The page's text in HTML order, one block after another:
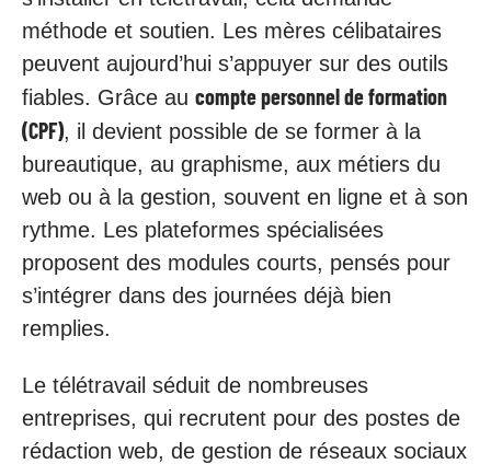
méthode et soutien. Les mères célibataires
peuvent aujourd’hui s’appuyer sur des outils
fiables. Grâce au compte personnel de formation
(CPF), il devient possible de se former à la
bureautique, au graphisme, aux métiers du
web ou à la gestion, souvent en ligne et à son
rythme. Les plateformes spécialisées
proposent des modules courts, pensés pour
s’intégrer dans des journées déjà bien
remplies.
Le télétravail séduit de nombreuses
entreprises, qui recrutent pour des postes de
rédaction web, de gestion de réseaux sociaux